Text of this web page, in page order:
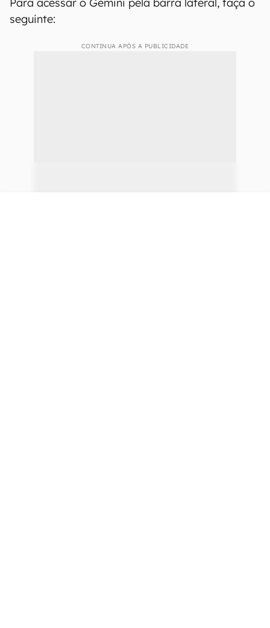
seguinte:
CONTINUA APÓS A PUBLICIDADE